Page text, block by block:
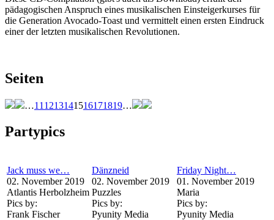
pädagogischen Anspruch eines musikalischen Einsteigerkurses für
die Generation Avocado-Toast und vermittelt einen ersten Eindruck
einer der letzten musikalischen Revolutionen.
Seiten
…11 1213141516171819…
Partypics
Jack muss we…
02. November 2019
Atlantis Herbolzheim
Pics by:
Frank Fischer
Dänzneid
02. November 2019
Puzzles
Pics by:
Pyunity Media
Friday Night…
01. November 2019
Maria
Pics by:
Pyunity Media